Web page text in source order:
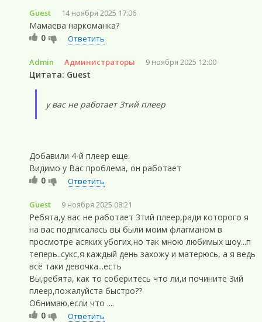
Guest 14 ноября 2025 17:06
Мамаева наркоманка?
0
Ответить
Admin Администраторы 9 ноября 2025 12:00
Цитата: Guest
у вас не работает 3тий плеер
Добавили 4-й плеер еще.
Видимо у Вас проблема, он работает
0
Ответить
Guest 9 ноября 2025 08:21
Ребята,у вас не работает 3тий плеер,ради которого я
на вас подписалась вы были моим флагманом в
просмотре асяких убогих,но так мною любимых шоу...п
теперь..сукс,я каждый день захожу и матерюсь, а я ведь
всё таки девочка...есть
Вы,ребята, как то соберитесь что ли,и почините 3ий
плеер,пожалуйста быстро??
Обнимаю,если что ....
0
Ответить